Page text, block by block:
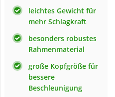
leichtes Gewicht für
mehr Schlagkraft
besonders robustes
Rahmenmaterial
große Kopfgröße für
bessere
Beschleunigung